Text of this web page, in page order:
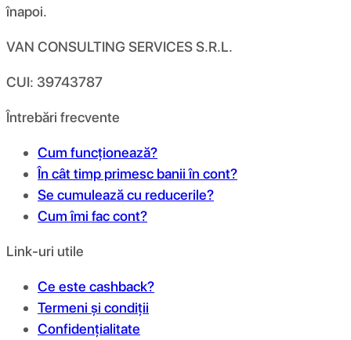
înapoi.
VAN CONSULTING SERVICES S.R.L.
CUI: 39743787
Întrebări frecvente
Cum funcționează?
În cât timp primesc banii în cont?
Se cumulează cu reducerile?
Cum îmi fac cont?
Link-uri utile
Ce este cashback?
Termeni și condiții
Confidențialitate